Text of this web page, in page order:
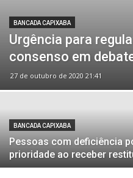
BANCADA CAPIXABA
Urgência para
consenso em
27 de outubro de 2020 21:41
BANCADA CAPIXABA
Pessoas com deficiência
prioridade ao receber